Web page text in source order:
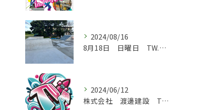
2024/08/16
8月18日 日曜日 TW.PARK グランドオープン祝
2024/06/12
株式会社 渡邊建設 TW.PARK ロゴ決定💚